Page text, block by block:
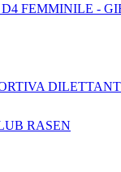
FEMMINILE -
RASEN